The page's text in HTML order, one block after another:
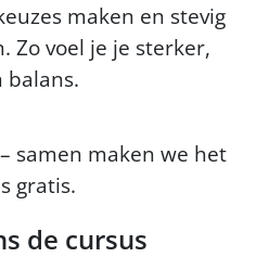
maken en stevig
Zo voel je je sterker,
balans.
samen maken we het
gratis.
de cursus